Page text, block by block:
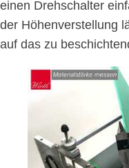
einen Drehschalter
der Höhenverstellung
auf das zu